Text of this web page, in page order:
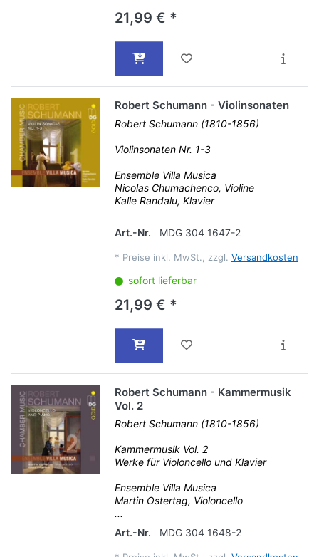
21,99 € *
Robert Schumann - Violinsonaten
Robert Schumann (1810-1856)
Violinsonaten Nr. 1-3
Ensemble Villa Musica
Nicolas Chumachenco, Violine
Kalle Randalu, Klavier
Art.-Nr. MDG 304 1647-2
* Preise inkl. MwSt., zzgl. Versandkosten
sofort lieferbar
21,99 € *
Robert Schumann - Kammermusik
Vol. 2
Robert Schumann (1810-1856)
Kammermusik Vol. 2
Werke für Violoncello und Klavier
Ensemble Villa Musica
Martin Ostertag, Violoncello
...
Art.-Nr.
MDG 304 1648-2